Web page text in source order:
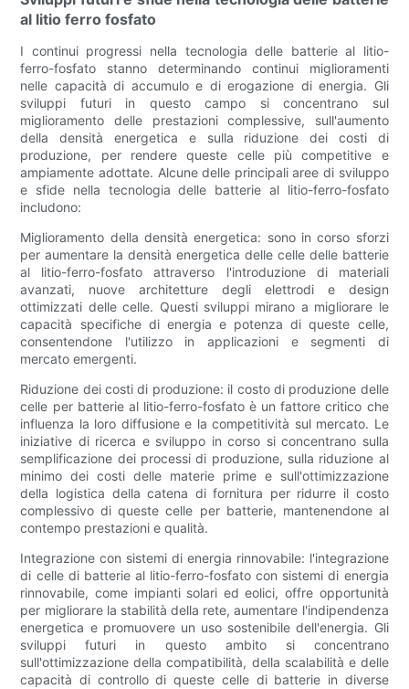
al litio ferro fosfato
I continui progressi nella tecnologia delle batterie al litio-
ferro-fosfato stanno determinando continui miglioramenti
nelle capacità di accumulo e di erogazione di energia. Gli
sviluppi futuri in questo campo si concentrano sul
miglioramento delle prestazioni complessive, sull'aumento
della densità energetica e sulla riduzione dei costi di
produzione, per rendere queste celle più competitive e
ampiamente adottate. Alcune delle principali aree di sviluppo
e sfide nella tecnologia delle batterie al litio-ferro-fosfato
includono:
Miglioramento della densità energetica: sono in corso sforzi
per aumentare la densità energetica delle celle delle batterie
al litio-ferro-fosfato attraverso l'introduzione di materiali
avanzati, nuove architetture degli elettrodi e design
ottimizzati delle celle. Questi sviluppi mirano a migliorare le
capacità specifiche di energia e potenza di queste celle,
consentendone l'utilizzo in applicazioni e segmenti di
mercato emergenti.
Riduzione dei costi di produzione: il costo di produzione delle
celle per batterie al litio-ferro-fosfato è un fattore critico che
influenza la loro diffusione e la competitività sul mercato. Le
iniziative di ricerca e sviluppo in corso si concentrano sulla
semplificazione dei processi di produzione, sulla riduzione al
minimo dei costi delle materie prime e sull'ottimizzazione
della logistica della catena di fornitura per ridurre il costo
complessivo di queste celle per batterie, mantenendone al
contempo prestazioni e qualità.
Integrazione con sistemi di energia rinnovabile: l'integrazione
di celle di batterie al litio-ferro-fosfato con sistemi di energia
rinnovabile, come impianti solari ed eolici, offre opportunità
per migliorare la stabilità della rete, aumentare l'indipendenza
energetica e promuovere un uso sostenibile dell'energia. Gli
sviluppi futuri in questo ambito si concentrano
sull'ottimizzazione della compatibilità, della scalabilità e delle
capacità di controllo di queste celle di batterie in diverse